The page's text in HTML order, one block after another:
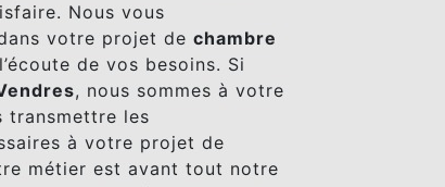
Nous vous
votre projet de chambre
de vos besoins. Si
, nous sommes à votre
transmettre les
à votre projet de
métier est avant tout notre